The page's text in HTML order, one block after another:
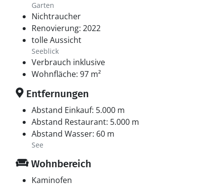
Garten
Nichtraucher
Renovierung: 2022
tolle Aussicht
Seeblick
Verbrauch inklusive
Wohnfläche: 97 m²
Entfernungen
Abstand Einkauf: 5.000 m
Abstand Restaurant: 5.000 m
Abstand Wasser: 60 m
See
Wohnbereich
Kaminofen